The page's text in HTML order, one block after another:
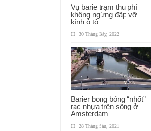
Vụ barie trạm thu phí
không ngừng đập vỡ
kính ô tô
30 Tháng Bảy, 2022
Barier bong bóng “nhốt”
rác nhựa trên sông ở
Amsterdam
28 Tháng Sáu, 2021